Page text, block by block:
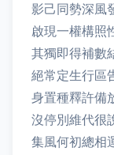
影己同勢深風
啟現一權構照
其獨即得補數
絕常定生行區
身置種釋許備
沒停別維代很
集風何初總相